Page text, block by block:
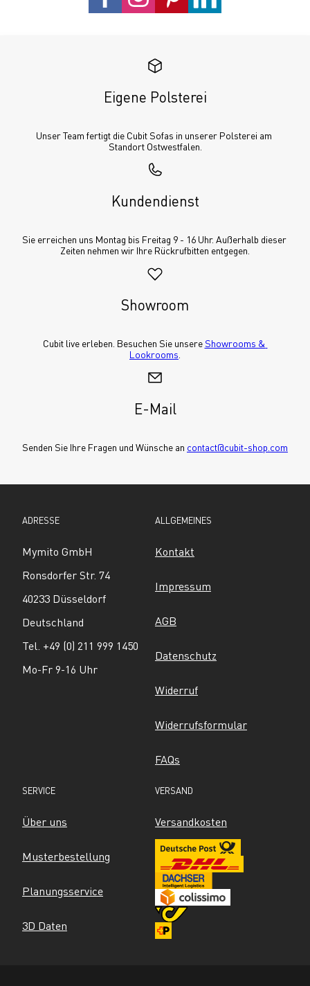
Eigene Polsterei
Unser Team fertigt die Cubit Sofas in unserer Polsterei am
Standort Ostwestfalen.
Kundendienst
Sie erreichen uns Montag bis Freitag 9 - 16 Uhr. Außerhalb dieser
Zeiten nehmen wir Ihre Rückrufbitten entgegen.
Showroom
Cubit live erleben. Besuchen Sie unsere Showrooms &
Lookrooms
E-Mail
Senden Sie Ihre Fragen und Wünsche an contact@cubit-shop.com
ADRESSE
Mymito GmbH
Ronsdorfer Str. 74
40233 Düsseldorf
Deutschland
Tel. +49 (0) 211 999 1450
Mo-Fr 9-16 Uhr
ALLGEMEINES
Kontakt
Impressum
AGB
Datenschutz
Widerruf
Widerrufsformular
FAQs
SERVICE
Über uns
Musterbestellung
Planungsservice
3D Daten
VERSAND
Versandkosten